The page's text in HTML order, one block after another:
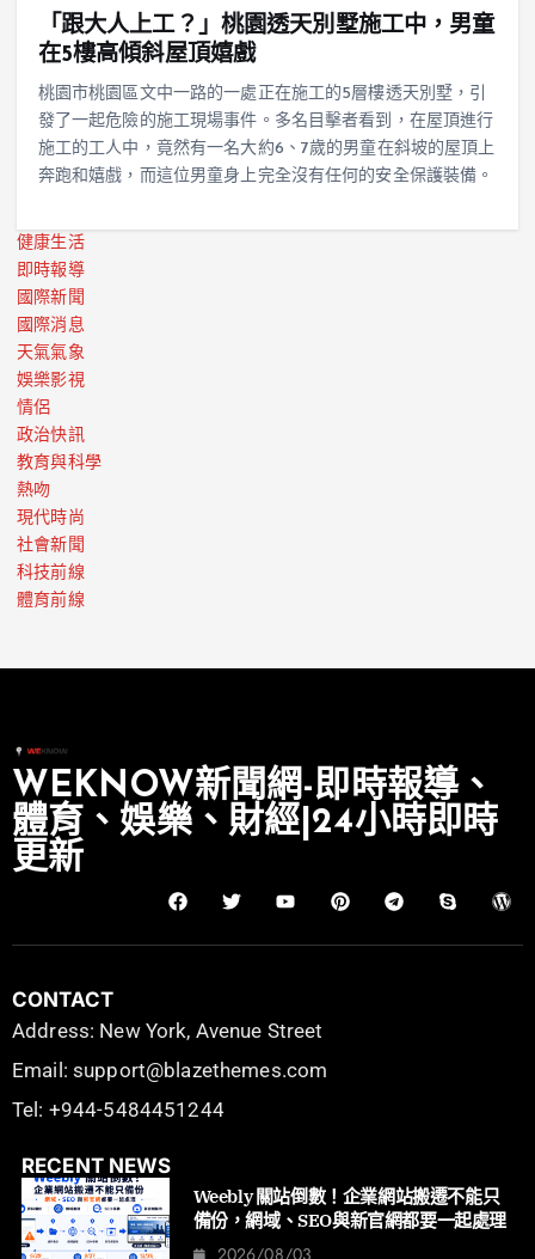
「跟大人上工？」桃園透天別墅施工中，男童
在5樓高傾斜屋頂嬉戲
桃園市桃園區文中一路的一處正在施工的5層樓透天別墅，引
發了一起危險的施工現場事件。多名目擊者看到，在屋頂進行
施工的工人中，竟然有一名大約6、7歲的男童在斜坡的屋頂上
奔跑和嬉戲，而這位男童身上完全沒有任何的安全保護裝備。
健康生活
即時報導
國際新聞
國際消息
天氣氣象
娛樂影視
情侶
政治快訊
教育與科學
熱吻
現代時尚
社會新聞
科技前線
體育前線
WEKNOW新聞網-即時報導、
體育、娛樂、財經|24小時即時
更新
CONTACT
Address: New York, Avenue Street
Email: support@blazethemes.com
Tel: +944-5484451244
RECENT NEWS
Weebly 關站倒數！企業網站搬遷不能只
備份，網域、SEO與新官網都要一起處理
2026/08/03